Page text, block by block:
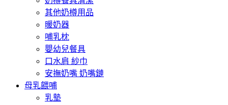
其他奶樽用品
暖奶器
哺乳枕
嬰幼兒餐具
口水肩 紗巾
安撫奶嘴 奶嘴鏈
母乳餵哺
乳墊